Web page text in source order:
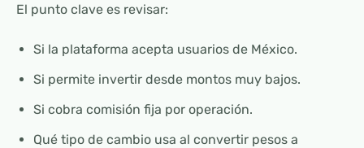
El punto clave es revisar:
Si la plataforma acepta usuarios de México.
Si permite invertir desde montos muy bajos.
Si cobra comisión fija por operación.
Qué tipo de cambio usa al convertir pesos a